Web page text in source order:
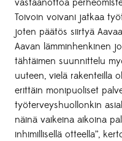
vastaanottoa
Toivoin voivani jatkaa
joten päätös siirtyä
Aavan lämminhenkinen
tähtäimen suunnittelu
uuteen, vielä rakenteilla
erittäin monipuoliset
työterveyshuollonkin
näinä vaikeina aikoina
inhimillisellä otteella”,